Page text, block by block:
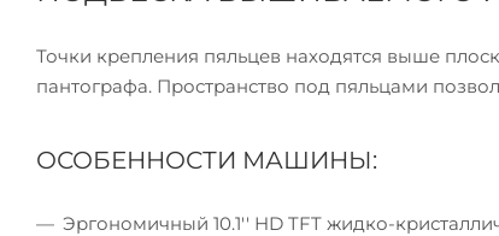
Точки крепления пяльцев находятся выше
пантографа. Пространство под пяльцами
ОСОБЕННОСТИ МАШИНЫ:
Эргономичный 10.1'' HD TFT жидко-